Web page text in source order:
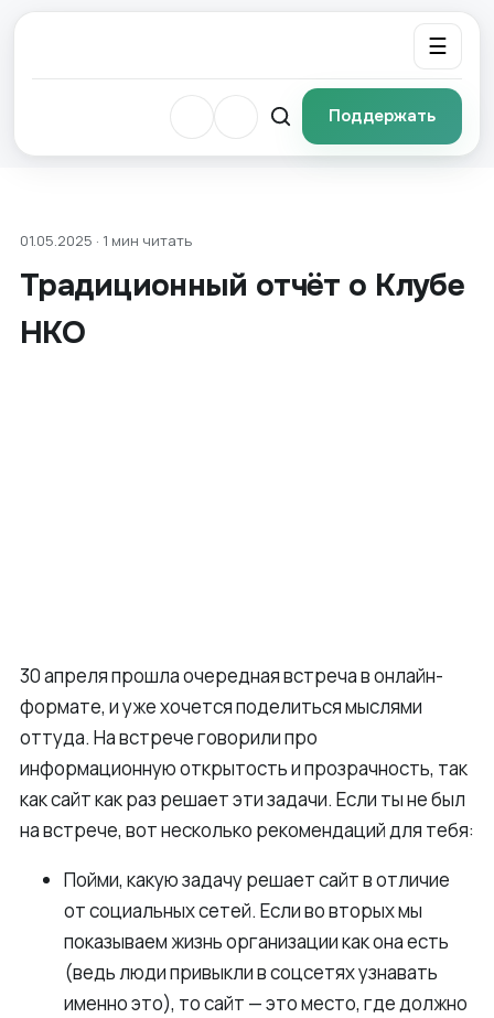
☰
Поддержать
01.05.2025 · 1 мин читать
Традиционный отчёт о Клубе
НКО
30 апреля прошла очередная встреча в онлайн-
формате, и уже хочется поделиться мыслями
оттуда. На встрече говорили про
информационную открытость и прозрачность, так
как сайт как раз решает эти задачи. Если ты не был
на встрече, вот несколько рекомендаций для тебя:
Пойми, какую задачу решает сайт в отличие
от социальных сетей. Если во вторых мы
показываем жизнь организации как она есть
(ведь люди привыкли в соцсетях узнавать
именно это), то сайт — это место, где должно